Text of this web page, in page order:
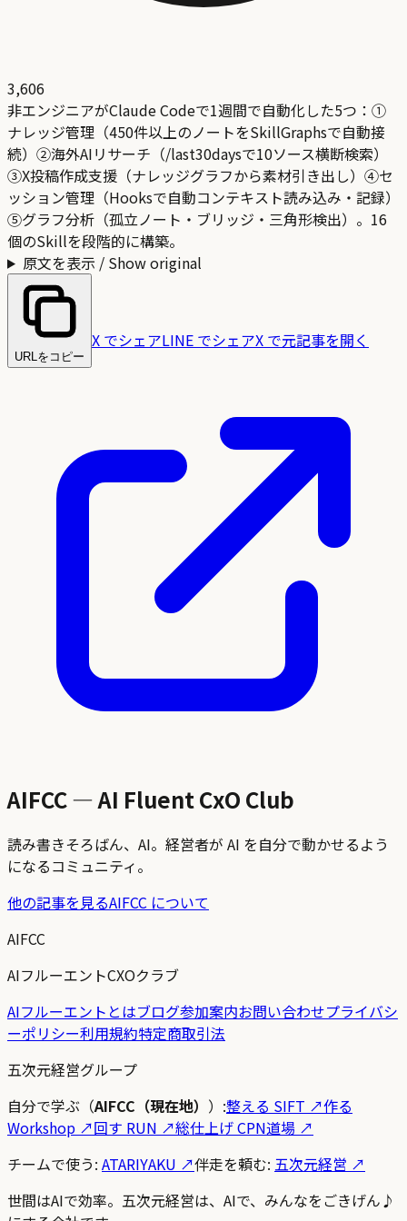
3,606
非エンジニアがClaude Codeで1週間で自動化した5つ：①
ナレッジ管理（450件以上のノートをSkillGraphsで自動接
続）②海外AIリサーチ（/last30daysで10ソース横断検索）
③X投稿作成支援（ナレッジグラフから素材引き出し）④セ
ッション管理（Hooksで自動コンテキスト読み込み・記録）
⑤グラフ分析（孤立ノート・ブリッジ・三角形検出）。16
個のSkillを段階的に構築。
原文を表示 / Show original
URLをコピー
X でシェアLINE でシェアX で元記事を開く
AIFCC — AI Fluent CxO Club
読み書きそろばん、AI。経営者が AI を自分で動かせるよう
になるコミュニティ。
他の記事を見るAIFCC について
AIFCC
AIフルーエントCXOクラブ
AIフルーエントとはブログ参加案内お問い合わせプライバシ
ーポリシー利用規約特定商取引法
五次元経営グループ
自分で学ぶ（AIFCC（現在地） ）:整える SIFT ↗作る
Workshop ↗回す RUN ↗総仕上げ CPN道場 ↗
チームで使う: ATARIYAKU ↗伴走を頼む: 五次元経営 ↗
世間はAIで効率。五次元経営は、AIで、みんなをごきげん♪